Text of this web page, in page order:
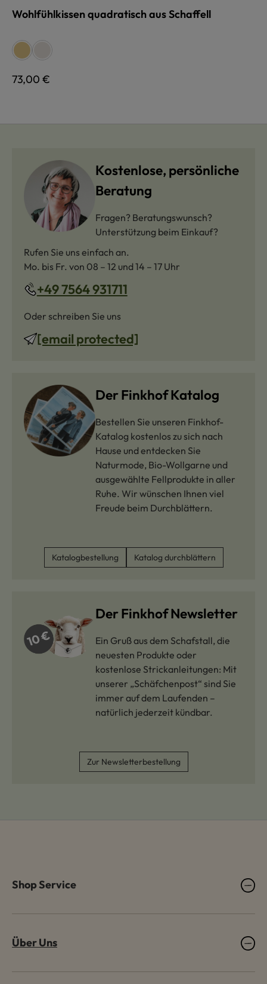
Wohlfühlkissen quadratisch aus Schaffell
Farbe auswählen
relugan gegerbt, gelblich
pflanzlich gegerbt, weiß
Regulärer Preis:
73,00 €
Kostenlose, persönliche
Beratung
Fragen? Beratungswunsch?
Unterstützung beim Einkauf?
Rufen Sie uns einfach an.
Mo. bis Fr. von 08 – 12 und 14 – 17 Uhr
+49 7564 931711
Oder schreiben Sie uns
[email protected]
Der Finkhof Katalog
Bestellen Sie unseren Finkhof-
Katalog kostenlos zu sich nach
Hause und entdecken Sie
Naturmode, Bio-Wollgarne und
ausgewählte Fellprodukte in aller
Ruhe. Wir wünschen Ihnen viel
Freude beim Durchblättern.
Katalogbestellung Katalog durchblättern
Der Finkhof Newsletter
Ein Gruß aus dem Schafstall, die
neuesten Produkte oder
kostenlose Strickanleitungen: Mit
unserer „Schäfchenpost“ sind Sie
immer auf dem Laufenden –
natürlich jederzeit kündbar.
Zur Newsletterbestellung
Shop Service
Über Uns